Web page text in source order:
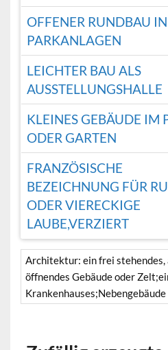
OFFENER RUNDBAU IN
PARKANLAGEN
LEICHTER BAU ALS
AUSSTELLUNGSHALLE
KLEINES GEBÄUDE IM
ODER GARTEN
FRANZÖSISCHE
BEZEICHNUNG FÜR
ODER VIERECKIGE
LAUBE,VERZIERT
Architektur: ein frei
öffnendes Gebäude oder
Krankenhauses;Nebengebäude